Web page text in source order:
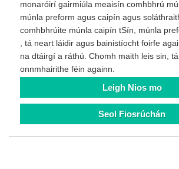
monaróirí gairmiúla meaisín comhbhrú
múnla preform agus caipín agus
comhbhrúite múnla caipín tSín, múnla
, tá neart láidir agus bainistíocht foirfe
na dtáirgí a ráthú. Chomh maith leis sin,
onnmhairithe féin againn.
Leigh Nios mo
Seol Fiosrúchán